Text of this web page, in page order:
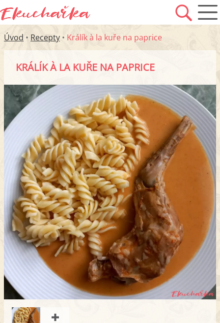
Úvod • Recepty • Králík à la kuře na paprice
KRÁLÍK À LA KUŘE NA PAPRICE